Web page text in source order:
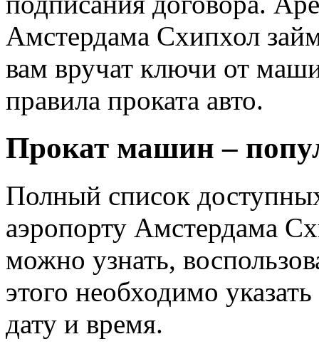
Амстердама Схипхол
вам вручат ключи от
правила проката авто.
Прокат машин –
Полный список
аэропорту Амстердама
можно узнать,
этого необходимо
дату и время.